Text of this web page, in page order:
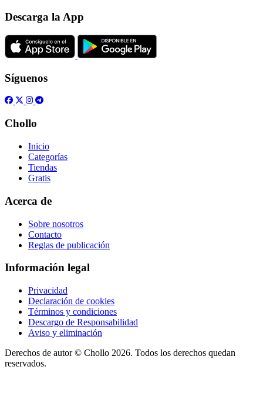
Descarga la App
Síguenos
Chollo
Inicio
Categorías
Tiendas
Gratis
Acerca de
Sobre nosotros
Contacto
Reglas de publicación
Información legal
Privacidad
Declaración de cookies
Términos y condiciones
Descargo de Responsabilidad
Aviso y eliminación
Derechos de autor © Chollo 2026. Todos los derechos quedan
reservados.